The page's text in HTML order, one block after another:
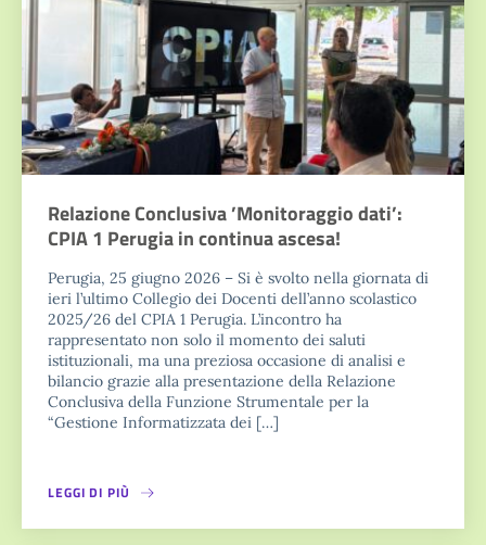
Relazione Conclusiva ’Monitoraggio dati’:
CPIA 1 Perugia in continua ascesa!
Perugia, 25 giugno 2026 – Si è svolto nella giornata di
ieri l’ultimo Collegio dei Docenti dell’anno scolastico
2025/26 del CPIA 1 Perugia. L’incontro ha
rappresentato non solo il momento dei saluti
istituzionali, ma una preziosa occasione di analisi e
bilancio grazie alla presentazione della Relazione
Conclusiva della Funzione Strumentale per la
“Gestione Informatizzata dei […]
LEGGI DI PIÙ